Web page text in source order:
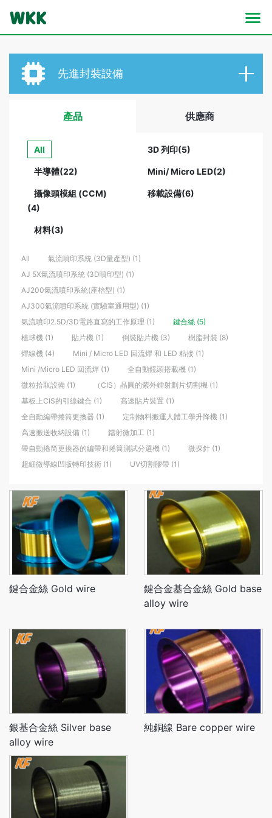
先進封裝設備
產品 供應商
All
All
氣流噴印系統 (3D量產型) (1)
AJ 5X氣流噴印系統 (3D噴印型) (1)
AJ200氣流噴印系統(座枱型) (1)
AJ300氣流噴印系統 (實驗室通用型) (1)
氣流噴印2.5D/3D電路直寫的工作原理 (1)
鍵合絲 (5)
植球機 (1)
貼片機 (1) 倒裝貼片機 (3)
樹脂封裝 (8)
焊線機 (4)
Mini / Micro LED 回流焊 和 LED 粘接 (1)
Mini /Micro LED 回流焊 (1)
全自動鏡頭搭載機 (1)
微粒拾取設備 (1)
（CIS）晶圓的紫外鐳射劃片切割機 (1)
基板上CIS的引線鍵合 (1)
高速貼片裝置 (1)
全自動編帶捲筒更換器 (1)
定制物料搬運人體工學升降機 (1)
高速搬送收納設備 (1)
鐳射微加工 (1)
帶自動捲筒更換器的編帶和捲筒測試分選機 (1)
微探針 (1)
超細微導線凹版轉印技術 (1)
UV切割膠帶 (1)
3D 列印(5)
半導體(22) Mini/ Micro LED(2)
攝像頭模組 (CCM)
(4)
移載設備(6)
材料(3)
鍵合金絲 Gold wire
鍵合金基合金絲 Gold base
alloy wire
銀基合金絲 Silver base
alloy wire
純銅線 Bare copper wire